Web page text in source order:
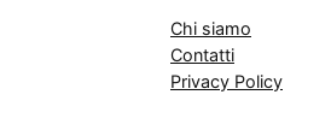
Chi siamo
Contatti
Privacy Policy